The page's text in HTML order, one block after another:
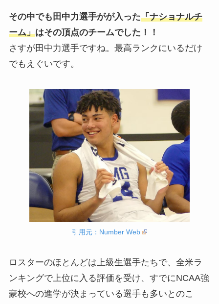
その中でも田中力選手がが入った「ナショナルチ
ーム」はその頂点のチームでした！！
さすが田中力選手ですね。最高ランクにいるだけ
でもえぐいです。
引用元：Number Web
ロスターのほとんどは上級生選手たちで、全米ラ
ンキングで上位に入る評価を受け、すでにNCAA強
豪校への進学が決まっている選手も多いとのこ